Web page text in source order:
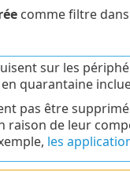
comme filtre
sur les
quarantaine
pas être
raison de leur
les